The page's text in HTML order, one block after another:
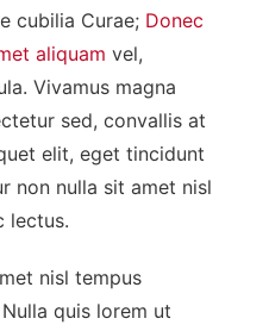
cubilia Curae; Donec
aliquam vel,
Vivamus magna
sed, convallis at
elit, eget tincidunt
non nulla sit amet nisl
lectus.
nisl tempus
quis lorem ut